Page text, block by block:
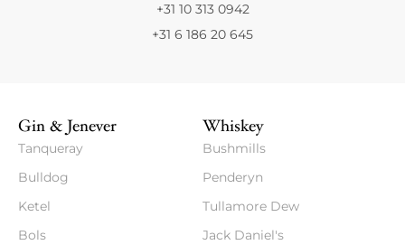
+31 10 313 0942
+31 6 186 20 645
Gin & Jenever
Tanqueray
Bulldog
Ketel
Bols
Whiskey
Bushmills
Penderyn
Tullamore Dew
Jack Daniel's